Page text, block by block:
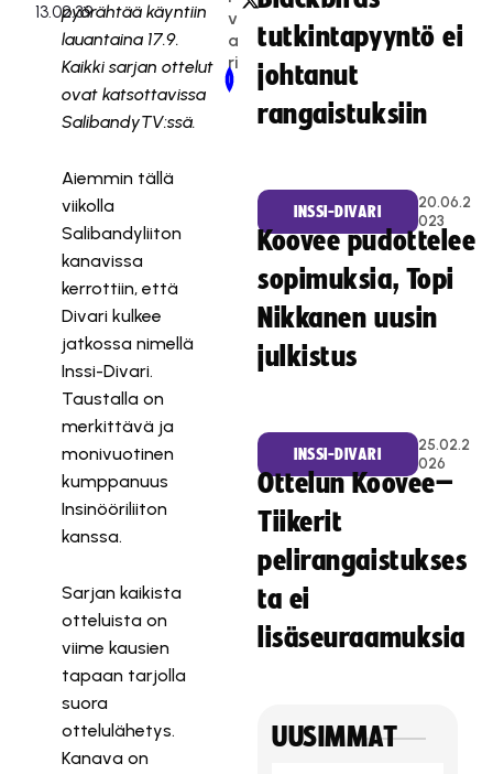
pyörähtää käyntiin
lauantaina 17.9.
Kaikki sarjan ottelut
ovat katsottavissa
SalibandyTV:ssä.
Aiemmin tällä
viikolla
Salibandyliiton
kanavissa
kerrottiin, että
Divari kulkee
jatkossa nimellä
Inssi-Divari.
Taustalla on
merkittävä ja
monivuotinen
kumppanuus
Insinööriliiton
kanssa.
Sarjan kaikista
otteluista on
viime kausien
tapaan tarjolla
suora
ottelulähetys.
Kanava on
v
a
ri
Older Post
Newer Post
tutkintapyyntö ei
johtanut
rangaistuksiin
INSSI-DIVARI
20.06.2
023
Koovee pudottelee
sopimuksia, Topi
Nikkanen uusin
julkistus
INSSI-DIVARI
25.02.2
026
Ottelun Koovee–
Tiikerit
pelirangaistukses
ta ei
lisäseuraamuksia
UUSIMMAT